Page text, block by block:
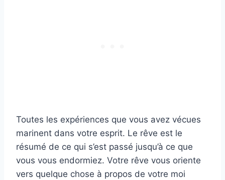
Toutes les expériences que vous avez vécues
marinent dans votre esprit. Le rêve est le
résumé de ce qui s’est passé jusqu’à ce que
vous vous endormiez. Votre rêve vous oriente
vers quelque chose à propos de votre moi